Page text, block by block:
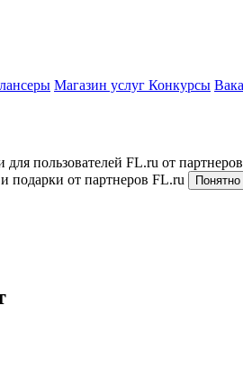
Магазин услуг Конкурсы
пользователей FL.ru от
подарки от партнеров FL.ru
Понятно